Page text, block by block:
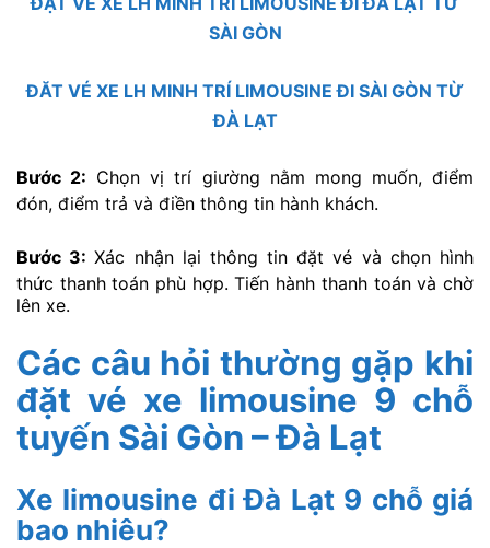
SÀI GÒN
ĐĂT VÉ XE LH MINH TRÍ LIMOUSINE ĐI SÀI GÒN TỪ
ĐÀ LẠT
Bước 2: Chọn vị trí giường nằm mong muốn, điểm
đón, điểm trả và điền thông tin hành khách.
Bước 3:Xác nhận lại thông tin đặt vé và chọn hình
thức thanh toán phù hợp. Tiến hành thanh toán và chờ
lên xe.
Các câu hỏi thường gặp khi
đặt vé xe limousine 9 chỗ
tuyến Sài Gòn – Đà Lạt
Xe limousine đi Đà Lạt 9 chỗ giá
bao nhiêu?